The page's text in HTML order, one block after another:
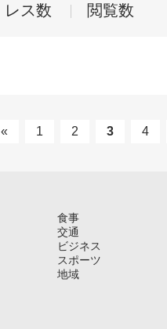
レス数 閲覧数
« 1 2 3 4
食事
交通
ビジネス
スポーツ
地域